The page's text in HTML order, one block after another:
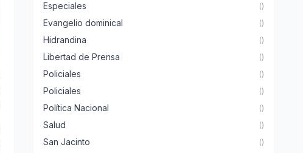
Especiales ()
Evangelio dominical ()
Hidrandina ()
Libertad de Prensa ()
Policiales ()
Policiales ()
Política Nacional ()
Salud ()
San Jacinto ()